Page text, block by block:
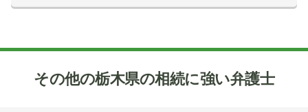
その他の栃木県の相続に強い弁護士